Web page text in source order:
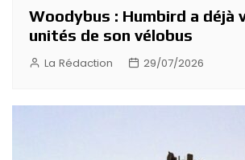
Woodybus : Humbird a déjà
unités de son vélobus
La Rédaction 29/07/2026